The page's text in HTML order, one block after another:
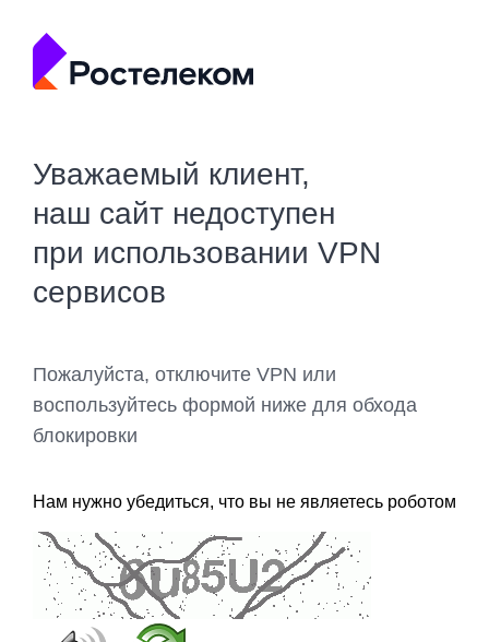
Уважаемый клиент,
наш сайт недоступен
при использовании VPN
сервисов
Пожалуйста, отключите VPN или
воспользуйтесь формой ниже для обхода
блокировки
Нам нужно убедиться, что вы не являетесь роботом